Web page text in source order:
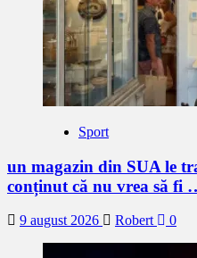
Sport
un magazin din SUA le
conținut că nu vrea să fi
9 august 2026 Robert 0